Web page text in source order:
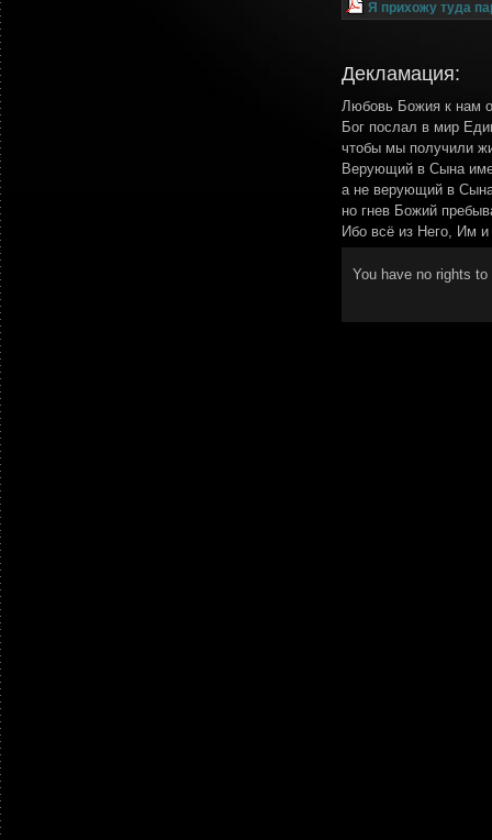
Я прихожу туда
Декламация:
Любовь Божия к нам
Бог послал в мир
чтобы мы получили
Верующий в Сына
а не верующий в
но гнев Божий
Ибо всё из Него, Им
You have no rights